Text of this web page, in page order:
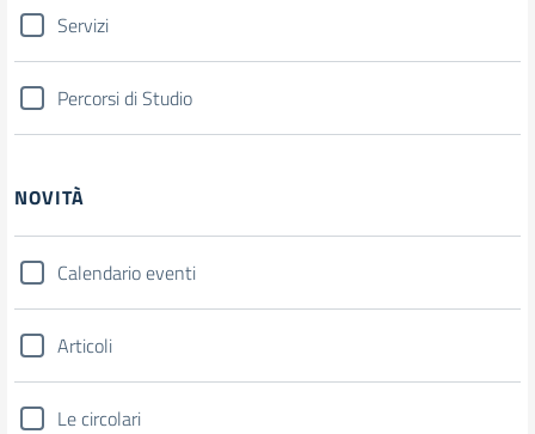
Servizi
Percorsi di Studio
NOVITÀ
Calendario eventi
Articoli
Le circolari